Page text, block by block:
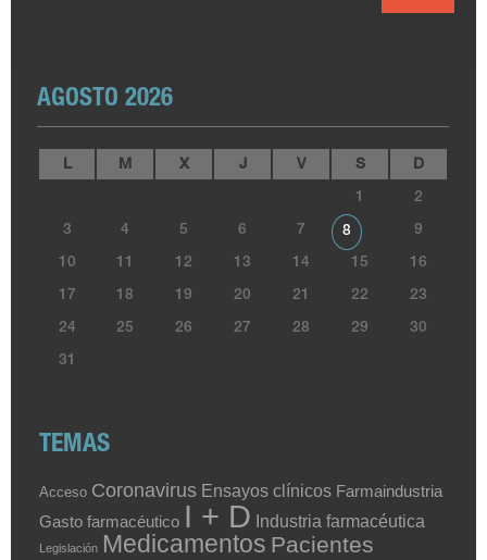
AGOSTO 2026
L M X J V S D
1 2
3 4 5 6 7 8 9
10 11 12 13 14 15 16
17 18 19 20 21 22 23
24 25 26 27 28 29 30
31
TEMAS
Acceso Coronavirus Ensayos clínicos Farmaindustria
Gasto farmacéutico I + D Industria farmacéutica
Legislación Medicamentos Pacientes